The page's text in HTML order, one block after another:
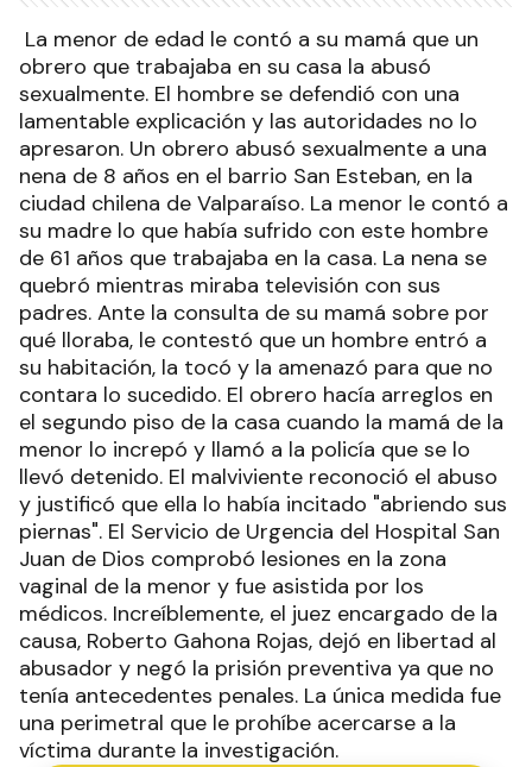
La menor de edad le contó a su mamá que un
obrero que trabajaba en su casa la abusó
sexualmente. El hombre se defendió con una
lamentable explicación y las autoridades no lo
apresaron. Un obrero abusó sexualmente a una
nena de 8 años en el barrio San Esteban, en la
ciudad chilena de Valparaíso. La menor le contó a
su madre lo que había sufrido con este hombre
de 61 años que trabajaba en la casa. La nena se
quebró mientras miraba televisión con sus
padres. Ante la consulta de su mamá sobre por
qué lloraba, le contestó que un hombre entró a
su habitación, la tocó y la amenazó para que no
contara lo sucedido. El obrero hacía arreglos en
el segundo piso de la casa cuando la mamá de la
menor lo increpó y llamó a la policía que se lo
llevó detenido. El malviviente reconoció el abuso
y justificó que ella lo había incitado "abriendo sus
piernas". El Servicio de Urgencia del Hospital San
Juan de Dios comprobó lesiones en la zona
vaginal de la menor y fue asistida por los
médicos. Increíblemente, el juez encargado de la
causa, Roberto Gahona Rojas, dejó en libertad al
abusador y negó la prisión preventiva ya que no
tenía antecedentes penales. La única medida fue
una perimetral que le prohíbe acercarse a la
víctima durante la investigación.